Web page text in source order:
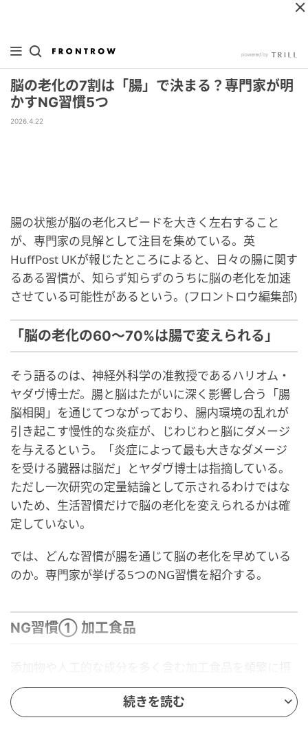
脳の老化の7割は「腸」で決まる？専門家が明
かすNG習慣5つ
2026.4.22
腸の状態が脳の老化スピードを大きく左右すること
が、専門家の見解として注目を集めている。英
HuffPost UKが報じたところによると、日々の腸に関す
るある習慣が、知らず知らずのうちに脳の老化を加速
させている可能性があるという。(フロントロウ編集部)
「脳の老化の60〜70%は腸で変えられる」
そう語るのは、神経外科学の准教授であるハリオム・
ヤダヴ博士だ。腸と脳はたがいに深く影響し合う「腸
脳相関」を通じてつながっており、腸内環境の乱れが
引き起こす慢性的な炎症が、じわじわと脳にダメージ
を与えるという。「炎症によって最も大きなダメージ
を受ける臓器は脳だ」とヤダヴ博士は指摘している。
ただし一次研究の定量結論として示されるわけではな
いため、生活習慣だけで脳の老化を変えられるかは確
定していない。
では、どんな習慣が腸を通じて脳の老化を早めている
のか。専門家が挙げる5つのNG習慣を紹介する。
NG習慣① 加工食品
取することは、腸のバリア機能を傷つけ、腸内細菌の
バランスを乱す。具体的には、スナック菓子・コーラ
続きを読む